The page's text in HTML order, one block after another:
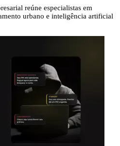
reúne especialistas em
urbano e inteligência artificial